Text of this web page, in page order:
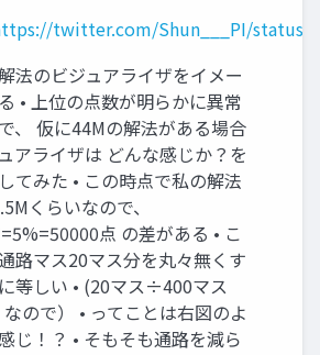
twitter.com/Shun___PI/status/
法のビジュアライザをイメー
• 上位の点数が明らかに異常
、 仮に44Mの解法がある場合
アライザは どんな感じか？を
てみた • この時点で私の解法
くらいなので、
点 の差がある • こ
路マス20マス分を丸々無くす
等しい • (20マス÷400マス
ので） • ってことは右図のよ
じ！？ • そもそも通路を減ら